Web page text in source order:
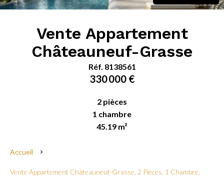
Vente Appartement
Châteauneuf-Grasse
Réf. 8138561
330 000 €
2 pièces
1 chambre
45.19 m²
Accueil
Vente Appartement Châteauneuf-Grasse, 2 Pièces, 1 Chambre,